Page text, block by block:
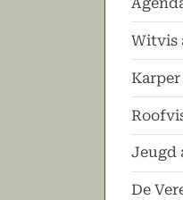
Witvis
Jeugd
De